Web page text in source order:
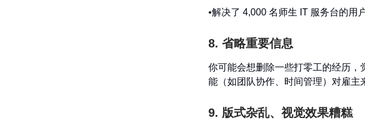
•解决了 4,000 名师生 IT 服务台的用
8. 省略重要信息
你可能会想删除一些打零工的经历，
能（如团队协作、时间管理）对雇主
9. 版式杂乱、视觉效果糟糕